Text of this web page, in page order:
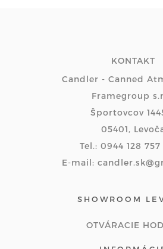
KONTAKT
Candler - Canned
Framegroup
Športovcov
05401,
Tel.: 0944 128
E-mail:
SHOWROOM
OTVÁRACIE